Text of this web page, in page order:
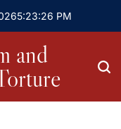
5:23:27 PM
and